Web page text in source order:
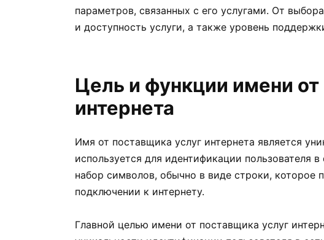
параметров, связанных с его услугами. От
и доступность услуги, а также уровень
Цель и функции имени от
интернета
Имя от поставщика услуг интернета является
используется для идентификации пользователя
набор символов, обычно в виде строки, которое
подключении к интернету.
Главной целью имени от поставщика услуг